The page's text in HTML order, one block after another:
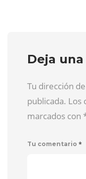
Deja
Tu dirección
publicada. Los
marcados con
Tu comentario *